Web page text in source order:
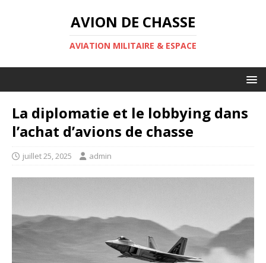
AVION DE CHASSE
AVIATION MILITAIRE & ESPACE
La diplomatie et le lobbying dans
l’achat d’avions de chasse
juillet 25, 2025 admin